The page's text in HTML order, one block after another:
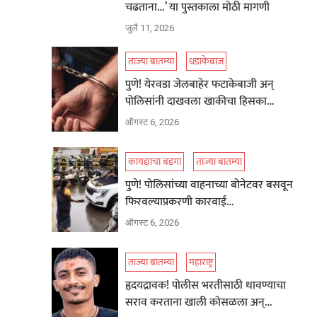
चढताना…’ या पुस्तकाला मोठी मागणी
जुलै 11, 2026
ताज्या बातम्या धडाकेबाज
पुणे! येरवडा जेलबाहेर फटाकेबाजी अन्
पोलिसांनी दाखवला खाकीचा हिसका…
ऑगस्ट 6, 2026
कायद्याचा बडगा ताज्या बातम्या
पुणे! पोलिसांच्या वाहनाच्या बोनेटवर बसवून
फिरवल्याप्रकरणी कारवाई…
ऑगस्ट 6, 2026
ताज्या बातम्या महाराष्ट्र
हृदयद्रावक! पोलीस भरतीसाठी धावण्याचा
सराव करताना खाली कोसळला अन्…